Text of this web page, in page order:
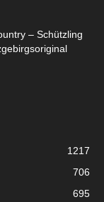
– Schützling
1217
706
695